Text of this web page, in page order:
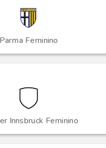
Parma Feminino
Innsbruck Feminino